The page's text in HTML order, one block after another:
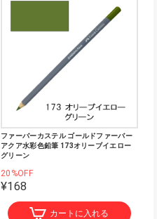
ファーバーカステル ゴールドファーバー
アクア水彩色鉛筆 173オリーブイエロー
グリーン
20%OFF
¥168
カートに入れる